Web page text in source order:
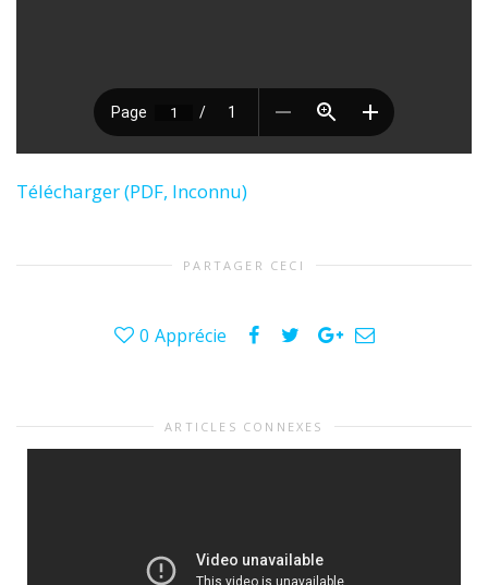
Télécharger (PDF, Inconnu)
PARTAGER CECI
0 Apprécie
ARTICLES CONNEXES